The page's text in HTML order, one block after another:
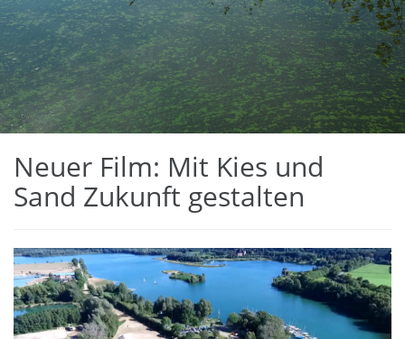
Neuer Film: Mit Kies und
Sand Zukunft gestalten